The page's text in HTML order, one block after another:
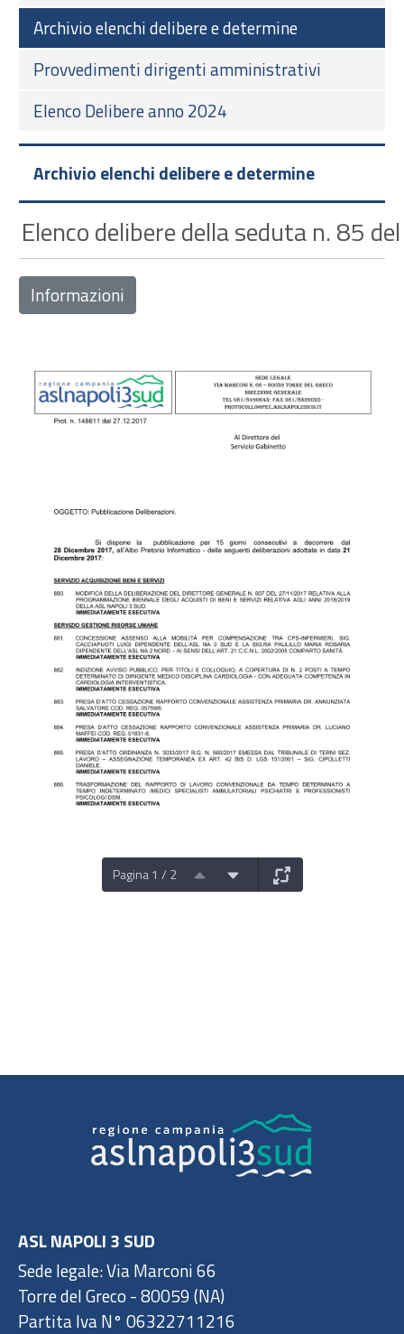
Archivio elenchi delibere e determine
Provvedimenti dirigenti amministrativi
Elenco Delibere anno 2024
Archivio elenchi delibere e determine
Elenco delibere della seduta n. 85
Informazioni
Pagina 1 / 2
ASL NAPOLI 3 SUD
Sede legale: Via Marconi 66
Torre del Greco - 80059 (NA)
Partita Iva N° 06322711216